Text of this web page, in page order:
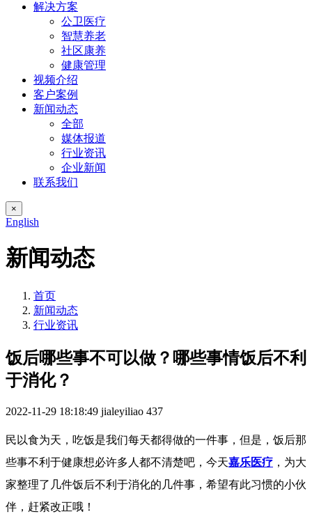
解决方案
公卫医疗
智慧养老
社区康养
健康管理
视频介绍
客户案例
新闻动态
全部
媒体报道
行业资讯
企业新闻
联系我们
×
English
新闻动态
首页
新闻动态
行业资讯
饭后哪些事不可以做？哪些事情饭后不利
于消化？
2022-11-29 18:18:49 jialeyiliao 437
民以食为天，吃饭是我们每天都得做的一件事，但是，饭后那
些事不利于健康想必许多人都不清楚吧，今天嘉乐医疗 ，为大
家整理了几件饭后不利于消化的几件事，希望有此习惯的小伙
伴，赶紧改正哦！